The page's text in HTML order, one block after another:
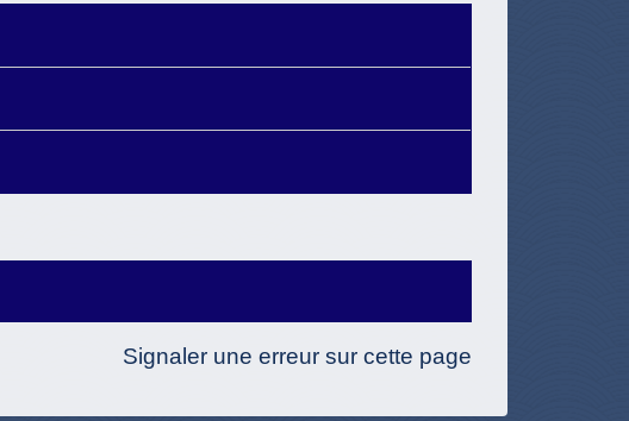
Signaler une erreur sur cette page